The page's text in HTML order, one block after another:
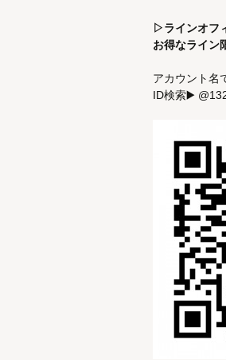
▷ラインオフ
お得なライン
アカウント名
ID検索▶️